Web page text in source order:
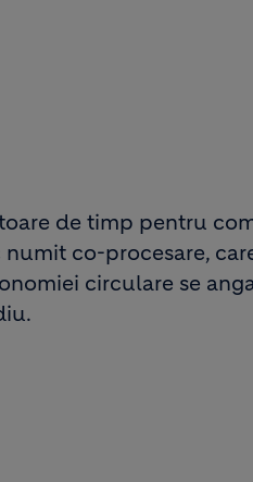
de timp pentru
co-procesare,
circulare se